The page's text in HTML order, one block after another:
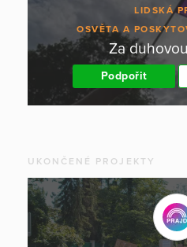
LIDSKÁ
OSVĚTA A
Za
Podpořit
UKONČENÉ PROJEKTY